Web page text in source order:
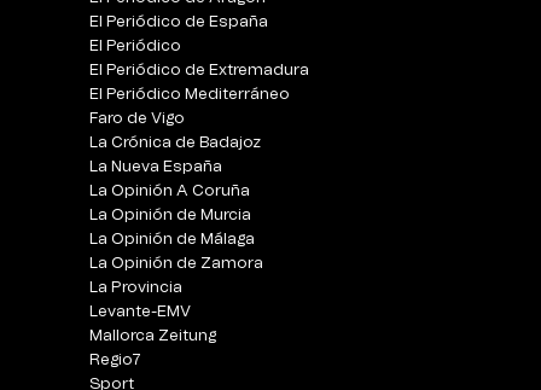
El Periódico de España
El Periódico
El Periódico de Extremadura
El Periódico Mediterráneo
Faro de Vigo
La Crónica de Badajoz
La Nueva España
La Opinión A Coruña
La Opinión de Murcia
La Opinión de Málaga
La Opinión de Zamora
La Provincia
Levante-EMV
Mallorca Zeitung
Regio7
Sport